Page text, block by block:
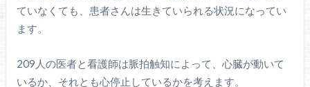
ていなくても、患者さんは生きていられる状況になってい
ます。
209人の医者と看護師は脈拍触知によって、心臓が動いて
いるか、それとも心停止しているかを考えます。